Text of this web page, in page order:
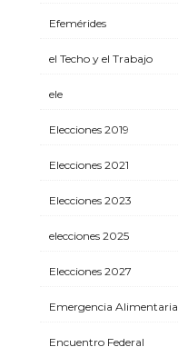
Efemérides
el Techo y el Trabajo
ele
Elecciones 2019
Elecciones 2021
Elecciones 2023
elecciones 2025
Elecciones 2027
Emergencia Alimentaria
Encuentro Federal